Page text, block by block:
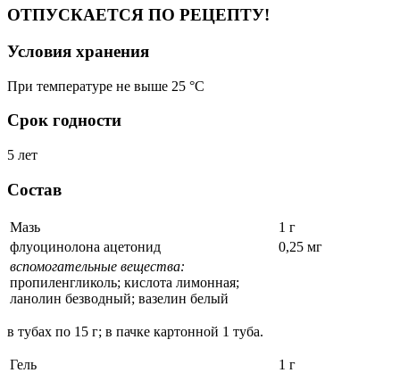
ОТПУСКАЕТСЯ ПО РЕЦЕПТУ!
Условия хранения
При температуре не выше 25 °C
Срок годности
5 лет
Состав
Мазь
1 г
флуоцинолона ацетонид
0,25 мг
вспомогательные вещества:
пропиленгликоль; кислота лимонная;
ланолин безводный; вазелин белый
в тубах по 15 г; в пачке картонной 1 туба.
Гель
1 г